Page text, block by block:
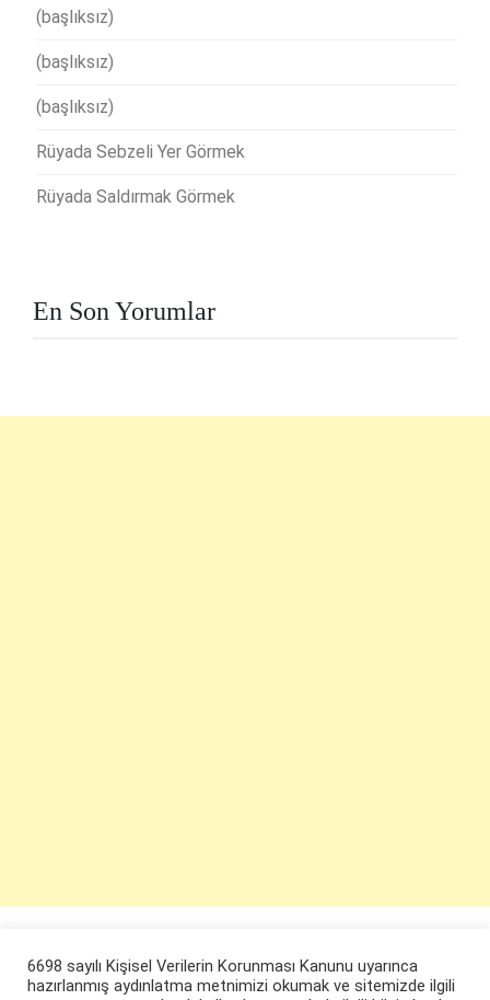
(başlıksız)
(başlıksız)
(başlıksız)
Rüyada Sebzeli Yer Görmek
Rüyada Saldırmak Görmek
En Son Yorumlar
6698 sayılı Kişisel Verilerin Korunması Kanunu uyarınca
hazırlanmış aydınlatma metnimizi okumak ve sitemizde ilgili